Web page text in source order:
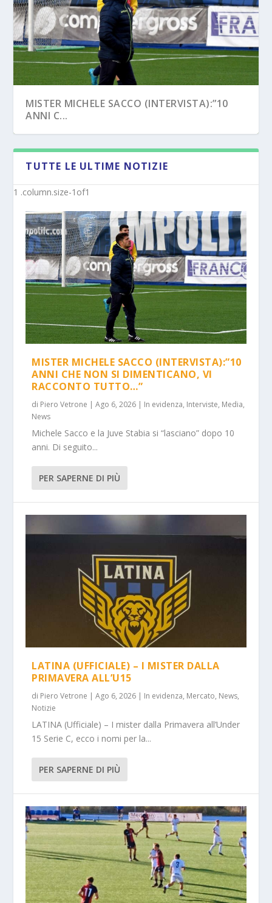
MISTER MICHELE SACCO (INTERVISTA):”10
ANNI C...
LATINA (UFFICIALE) – I MISTER DALLA
PRIMAVER...
CROTONE – PRIMAVERA/UNDER 17, NOVITÀ
SUI NUO...
TUTTE LE ULTIME NOTIZIE
MISTER MICHELE SACCO (INTERVISTA):”10
ANNI CHE NON SI DIMENTICANO, VI
RACCONTO TUTTO…”
di Piero Vetrone |Ago 6, 2026 | In evidenza, Interviste, Media,
News
Michele Sacco e la Juve Stabia si “lasciano” dopo 10
anni. Di seguito...
PER SAPERNE DI PIÙ
LATINA (UFFICIALE) – I MISTER DALLA
PRIMAVERA ALL’U15
di Piero Vetrone |Ago 6, 2026 | In evidenza, Mercato, News,
Notizie
LATINA (Ufficiale) – I mister dalla Primavera all’Under
15 Serie C, ecco i nomi per la...
PER SAPERNE DI PIÙ